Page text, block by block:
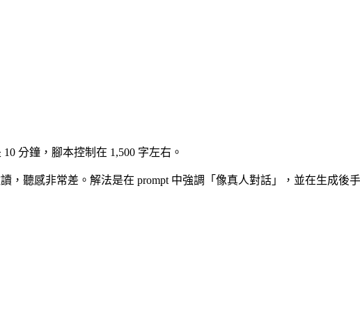
分鐘，腳本控制在 1,500 字左右。
聽感非常差。解法是在 prompt 中強調「像真人對話」，並在生成後